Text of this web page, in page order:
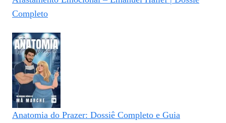
Completo
Anatomia do Prazer: Dossiê Completo e Guia